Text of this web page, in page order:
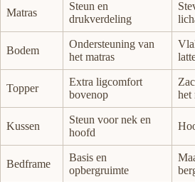
Matras
Steun en
drukverdeling
Bodem
Ondersteuning van
het matras
Topper
Extra ligcomfort
bovenop
het
Kussen
Steun voor nek en
hoofd
Bedframe
Basis en
opbergruimte